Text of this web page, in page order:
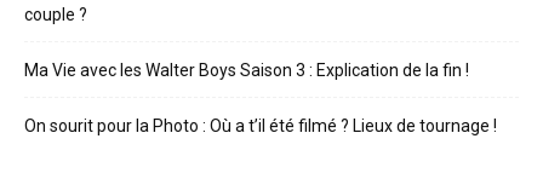
couple ?
Ma Vie avec les Walter Boys Saison 3 : Explication de la fin !
On sourit pour la Photo : Où a t’il été filmé ? Lieux de tournage !